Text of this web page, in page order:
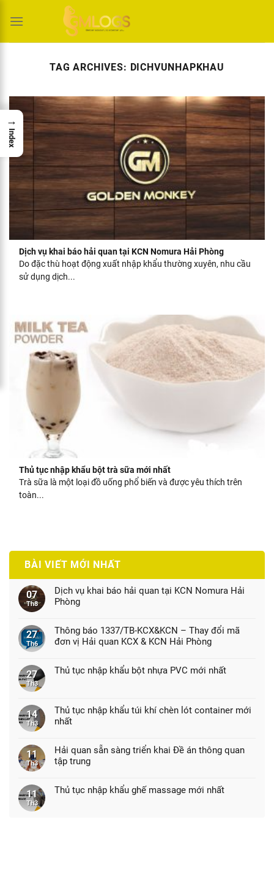
TAG ARCHIVES: DICHVUNHAPKHAU
Dịch vụ khai báo hải quan tại KCN Nomura Hải Phòng
Do đặc thù hoạt động xuất nhập khẩu thường xuyên, nhu cầu
sử dụng dịch...
Thủ tục nhập khẩu bột trà sữa mới nhất
Trà sữa là một loại đồ uống phổ biến và được yêu thích trên
toàn...
BÀI VIẾT MỚI NHẤT
07
Th8
Dịch vụ khai báo hải quan tại KCN Nomura Hải
Phòng
27
Th6
Thông báo 1337/TB-KCX&KCN – Thay đổi mã
đơn vị Hải quan KCX & KCN Hải Phòng
27
Th3
Thủ tục nhập khẩu bột nhựa PVC mới nhất
14
Th3
Thủ tục nhập khẩu túi khí chèn lót container mới
nhất
11
Th3
Hải quan sẵn sàng triển khai Đề án thông quan
tập trung
11
Th3
Thủ tục nhập khẩu ghế massage mới nhất
→
Index